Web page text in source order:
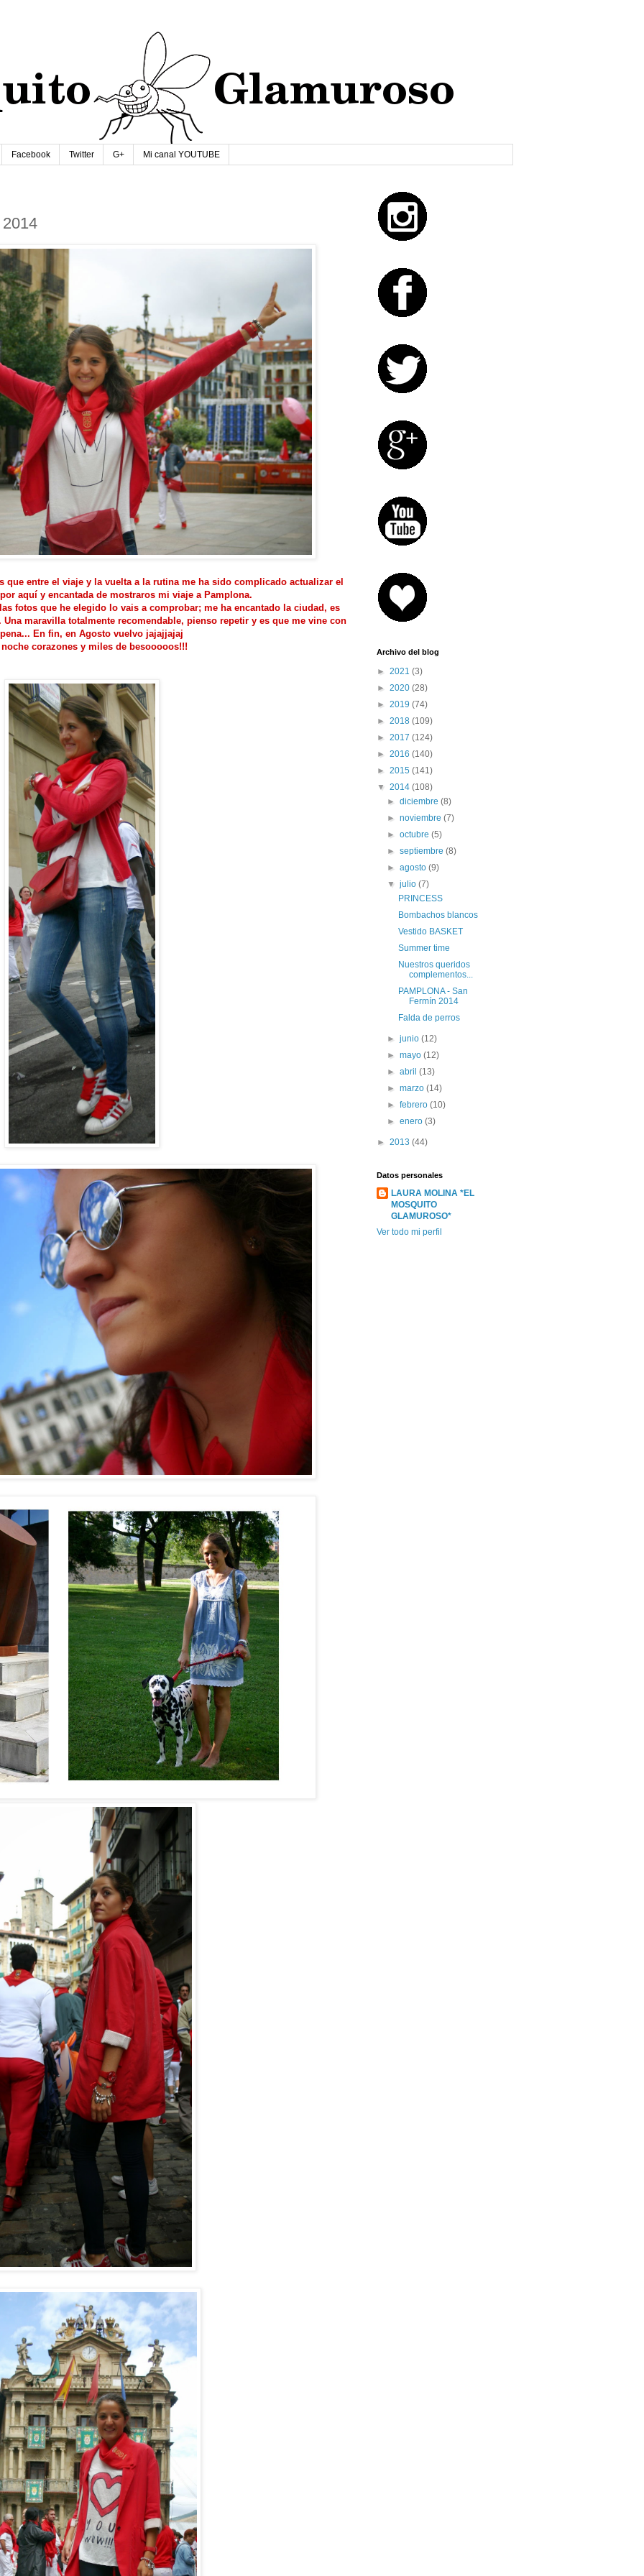
Facebook Twitter G+ Mi canal YOUTUBE
que entre el viaje y la vuelta a la rutina me ha sido complicado actualizar el
aquí y encantada de mostraros mi viaje a Pamplona.
fotos que he elegido lo vais a comprobar; me ha encantado la ciudad, es
maravilla totalmente recomendable, pienso repetir y es que me vine con
En fin, en Agosto vuelvo jajajjajaj
corazones y miles de besooooos!!!
Archivo del blog
► 2021 (3)
► 2020 (28)
► 2019 (74)
► 2018 (109)
► 2017 (124)
► 2016 (140)
► 2015 (141)
▼ 2014 (108)
►diciembre(8)
►noviembre(7)
►octubre(5)
►septiembre(8)
►agosto(9)
▼julio(7)
PRINCESS
Bombachos blancos
Vestido BASKET
Summer time
Nuestros queridos
complementos...
PAMPLONA - San
Fermín 2014
Falda de perros
►junio(12)
►mayo(12)
►abril(13)
►marzo(14)
►febrero(10)
►enero(3)
► 2013 (44)
Datos personales
LAURA MOLINA *EL
MOSQUITO
GLAMUROSO*
Ver todo mi perfil